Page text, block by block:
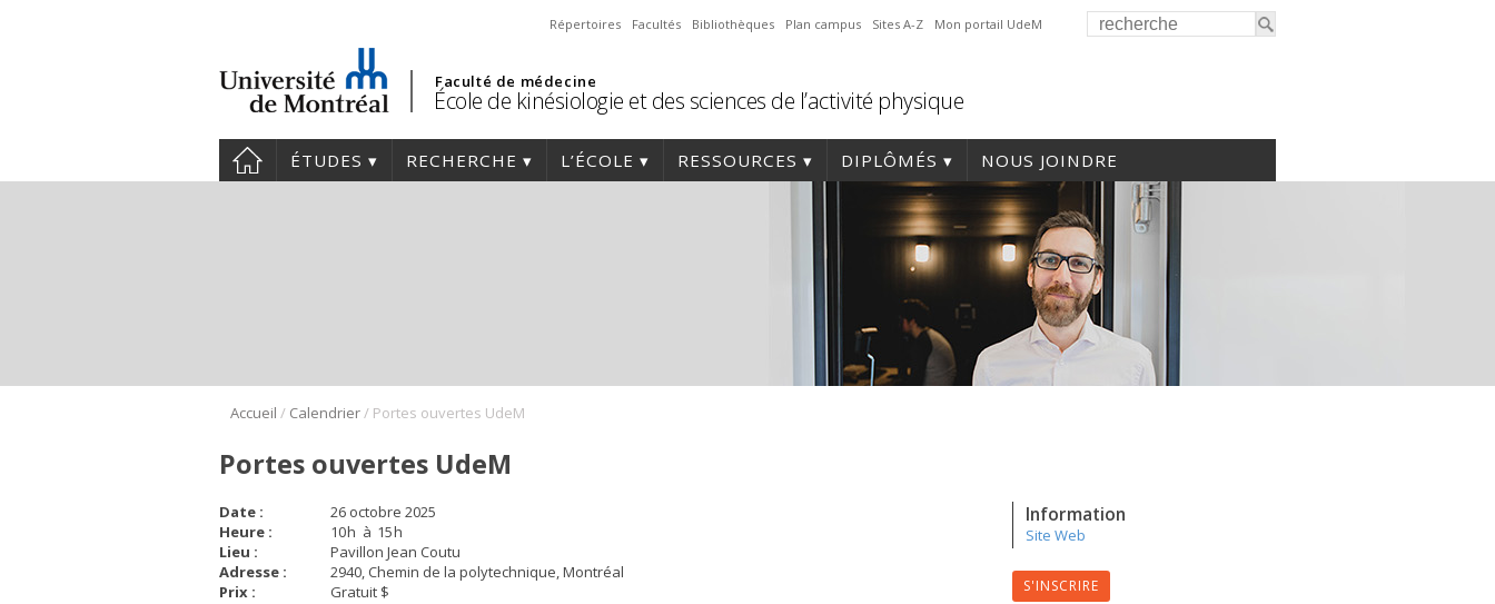
Répertoires Facultés Bibliothèques Plan campus Sites A-Z Mon portail UdeM
Faculté de médecine
École de kinésiologie et des sciences de l’activité physique
ÉTUDES RECHERCHE L’ÉCOLE RESSOURCES DIPLÔMÉS NOUS JOINDRE
Accueil / Calendrier/ Portes ouvertes UdeM
Portes ouvertes UdeM
Date :
26 octobre 2025
Heure :
10h à 15h
Lieu :
Pavillon Jean Coutu
Adresse :
2940, Chemin de la polytechnique, Montréal
Prix :
Gratuit $
Information
Site Web
S'INSCRIRE